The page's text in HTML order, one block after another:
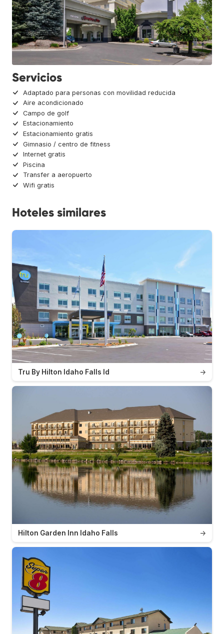
Servicios
Adaptado para personas con movilidad reducida
Aire acondicionado
Campo de golf
Estacionamiento
Estacionamiento gratis
Gimnasio / centro de fitness
Internet gratis
Piscina
Transfer a aeropuerto
Wifi gratis
Hoteles similares
→
Tru By Hilton Idaho Falls Id
→
Hilton Garden Inn Idaho Falls